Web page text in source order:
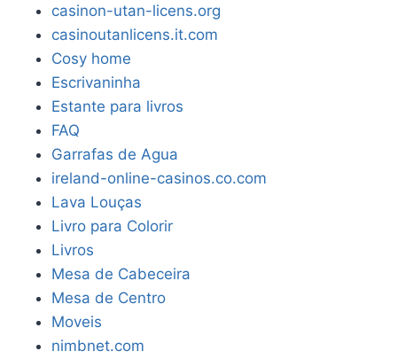
casinon-utan-licens.org
casinoutanlicens.it.com
Cosy home
Escrivaninha
Estante para livros
FAQ
Garrafas de Agua
ireland-online-casinos.co.com
Lava Louças
Livro para Colorir
Livros
Mesa de Cabeceira
Mesa de Centro
Moveis
nimbnet.com